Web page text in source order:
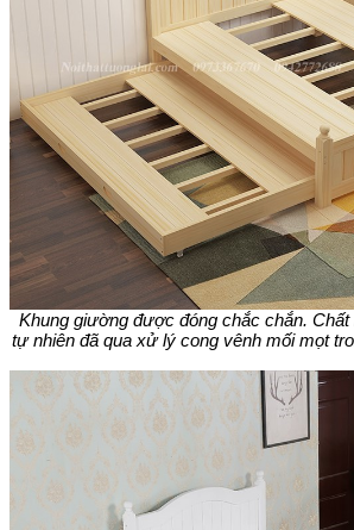
Khung giường được đóng chắc chắn.
tự nhiên đã qua xử lý cong vênh mối mọt